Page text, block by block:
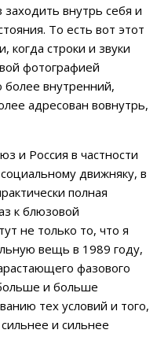
заходить внутрь себя и
То есть вот этот
когда строки и звуки
фотографией
более внутренний,
адресован вовнутрь,
и Россия в частности
движняку, в
полная
к блюзовой
не только то, что я
вещь в 1989 году,
фазового
и больше
тех условий и того,
и сильнее